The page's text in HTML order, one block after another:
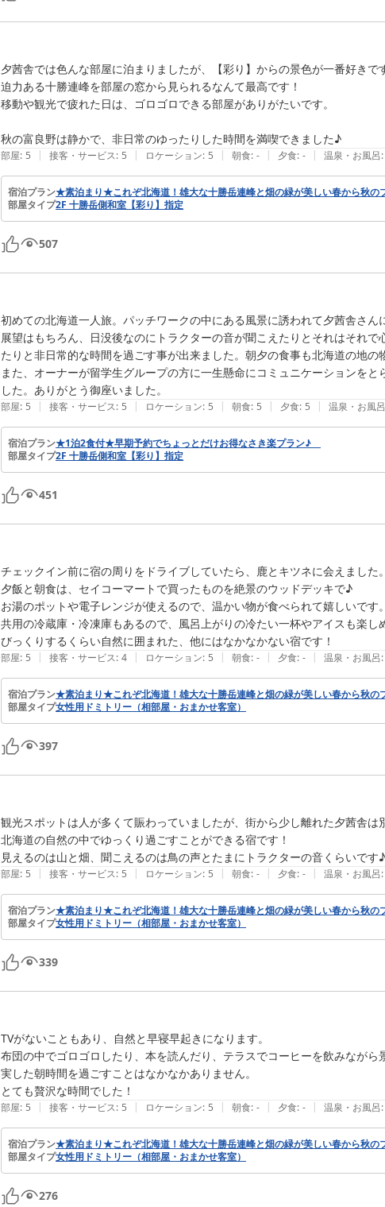
夕茜舎では色んな部屋に泊まりましたが、【彩り】からの景色が一番好きで
迫力ある十勝連峰を部屋の窓から見られるなんて最高です！
移動や観光で疲れた日は、ゴロゴロできる部屋がありがたいです。
秋の富良野は静かで、非日常のゆったりした時間を満喫できました♪
部屋: 5 | 接客・サービス: 5 | ロケーション: 5 | 朝食: - | 夕食: - | 温泉・お風呂:
宿泊プラン★素泊まり★これぞ北海道！雄大な十勝岳連峰と畑の緑が美しい春から秋の
部屋タイプ2F 十勝岳側和室【彩り】指定
507
初めての北海道一人旅。パッチワークの中にある風景に誘われて夕茜舎さ
展望はもちろん、日没後なのにトラクターの音が聞こえたりとそれはそれ
たりと非日常的な時間を過ごす事が出来ました。朝夕の食事も北海道の地の
また、オーナーが留学生グループの方に一生懸命にコミュニケーションを
した。ありがとう御座いました。
部屋: 5 | 接客・サービス: 5 | ロケーション: 5 | 朝食: 5 | 夕食: 5 | 温泉・お風呂
宿泊プラン★1泊2食付★早期予約でちょっとだけお得なさき楽プラン♪
部屋タイプ2F 十勝岳側和室【彩り】指定
451
チェックイン前に宿の周りをドライブしていたら、鹿とキツネに会えました。
夕飯と朝食は、セイコーマートで買ったものを絶景のウッドデッキで♪
お湯のポットや電子レンジが使えるので、温かい物が食べられて嬉しいです。
共用の冷蔵庫・冷凍庫もあるので、風呂上がりの冷たい一杯やアイスも楽し
びっくりするくらい自然に囲まれた、他にはなかなかない宿です！
部屋: 5 | 接客・サービス: 4 | ロケーション: 5 | 朝食: - | 夕食: - | 温泉・お風呂:
宿泊プラン★素泊まり★これぞ北海道！雄大な十勝岳連峰と畑の緑が美しい春から秋の
部屋タイプ女性用ドミトリー（相部屋・おまかせ客室）
397
観光スポットは人が多くて賑わっていましたが、街から少し離れた夕茜舎は
北海道の自然の中でゆっくり過ごすことができる宿です！
見えるのは山と畑、聞こえるのは鳥の声とたまにトラクターの音くらいです♪
部屋: 5 | 接客・サービス: 5 | ロケーション: 5 | 朝食: - | 夕食: - | 温泉・お風呂:
宿泊プラン★素泊まり★これぞ北海道！雄大な十勝岳連峰と畑の緑が美しい春から秋の
部屋タイプ女性用ドミトリー（相部屋・おまかせ客室）
339
TVがないこともあり、自然と早寝早起きになります。
布団の中でゴロゴロしたり、本を読んだり、テラスでコーヒーを飲みなが
実した朝時間を過ごすことはなかなかありません。
とても贅沢な時間でした！
部屋: 5 | 接客・サービス: 5 | ロケーション: 5 | 朝食: - | 夕食: - | 温泉・お風呂:
宿泊プラン★素泊まり★これぞ北海道！雄大な十勝岳連峰と畑の緑が美しい春から秋の
部屋タイプ女性用ドミトリー（相部屋・おまかせ客室）
276